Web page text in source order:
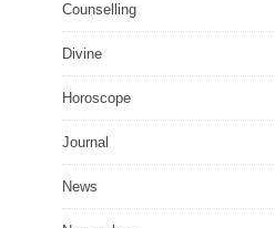
Counselling
Divine
Horoscope
Journal
News